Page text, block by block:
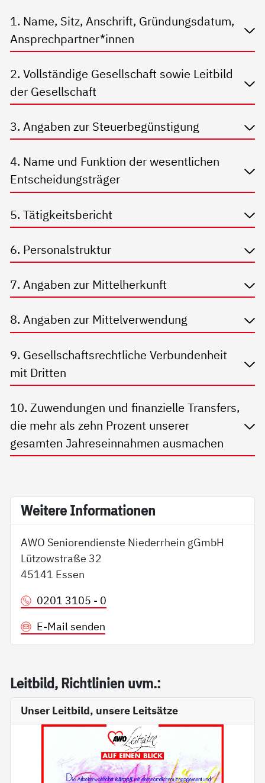
1. Name, Sitz, Anschrift, Gründungsdatum,
Ansprechpartner*innen
2. Vollständige Gesellschaft sowie Leitbild
der Gesellschaft
3. Angaben zur Steuerbegünstigung
4. Name und Funktion der wesentlichen
Entscheidungsträger
5. Tätigkeitsbericht
6. Personalstruktur
7. Angaben zur Mittelherkunft
8. Angaben zur Mittelverwendung
9. Gesellschaftsrechtliche Verbundenheit
mit Dritten
10. Zuwendungen und finanzielle Transfers,
die mehr als zehn Prozent unserer
gesamten Jahreseinnahmen ausmachen
Wei­te­re In­for­ma­tio­nen
AWO Seniorendienste Niederrhein gGmbH
Lützowstraße 32
45141 Essen
0201 3105 - 0
E-Mail senden
Leit­bild, Richt­li­ni­en uvm.:
Unser Leitbild, unsere Leitsätze